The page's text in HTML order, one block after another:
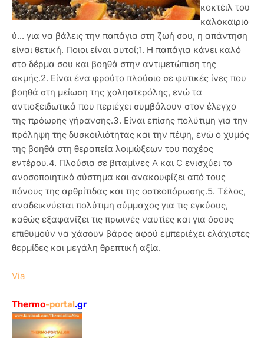
κοκτέιλ του
καλοκαιριο
ύ... για να βάλεις την παπάγια στη ζωή σου, η απάντηση
είναι θετική. Ποιοι είναι αυτοί;1. Η παπάγια κάνει καλό
στο δέρμα σου και βοηθά στην αντιμετώπιση της
ακμής.2. Είναι ένα φρούτο πλούσιο σε φυτικές ίνες που
βοηθά στη μείωση της χοληστερόλης, ενώ τα
αντιοξειδωτικά που περιέχει συμβάλουν στον έλεγχο
της πρόωρης γήρανσης.3. Είναι επίσης πολύτιμη για την
πρόληψη της δυσκοιλιότητας και την πέψη, ενώ ο χυμός
της βοηθά στη θεραπεία λοιμώξεων του παχέος
εντέρου.4. Πλούσια σε βιταμίνες Α και C ενισχύει το
ανοσοποιητικό σύστημα και ανακουφίζει από τους
πόνους της αρθρίτιδας και της οστεοπόρωσης.5. Τέλος,
αναδεικνύεται πολύτιμη σύμμαχος για τις εγκύους,
καθώς εξαφανίζει τις πρωινές ναυτίες και για όσους
επιθυμούν να χάσουν βάρος αφού εμπεριέχει ελάχιστες
θερμίδες και μεγάλη θρεπτική αξία.
Via
Thermo-portal.gr